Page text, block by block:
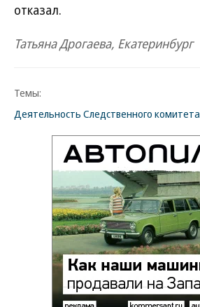
отказал.
Татьяна Дрогаева, Екатеринбург
Темы:
Деятельность Следственного комитета